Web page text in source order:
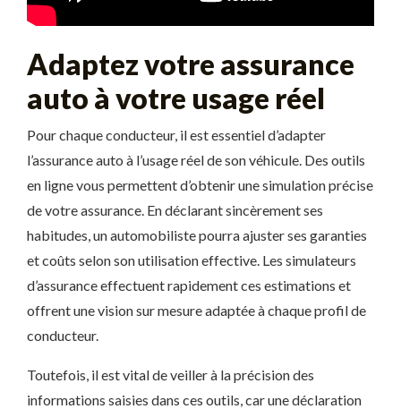
Adaptez votre assurance
auto à votre usage réel
Pour chaque conducteur, il est essentiel d’adapter
l’assurance auto à l’usage réel de son véhicule. Des outils
en ligne vous permettent d’obtenir une simulation précise
de votre assurance. En déclarant sincèrement ses
habitudes, un automobiliste pourra ajuster ses garanties
et coûts selon son utilisation effective. Les simulateurs
d’assurance effectuent rapidement ces estimations et
offrent une vision sur mesure adaptée à chaque profil de
conducteur.
Toutefois, il est vital de veiller à la précision des
informations saisies dans ces outils, car une déclaration